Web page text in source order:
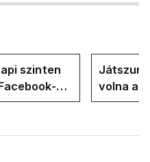
szinten
volna az